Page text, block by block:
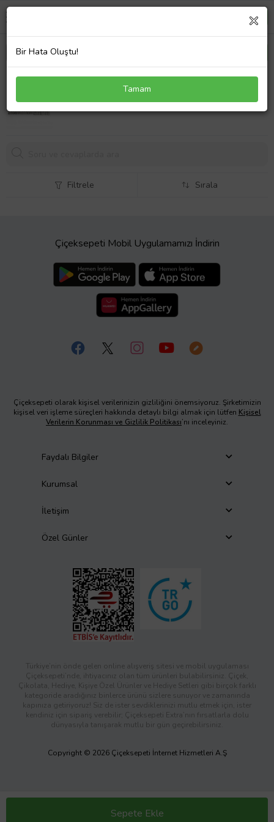
Toshiba Satellite A500-18Q Klavye Gümüş Türkçe
665,59 TL
Sepete Ekle
Filtrele Sırala
Çiçeksepeti Mobil Uygulamamızı İndirin
Çiçeksepeti olarak kişisel verilerinizin gizliliğini önemsiyoruz. Şirketimizin
kişisel veri işleme süreçleri hakkında detaylı bilgi almak için lütfen Kişisel
Verilerin Korunması ve Gizlilik Politikası’nı inceleyiniz.
Faydalı Bilgiler
Kurumsal
İletişim
Özel Günler
Türkiye’nin önde gelen online alışveriş sitesi ve mobil uygulaması
Çiçeksepeti’nde, ihtiyacınız olan tüm ürünleri bulabilirsiniz. Çiçek,
Çikolata, Hediye, Kişiye Özel Ürünler ve Hediye Setleri gibi birçok farklı
kategoride aradığınız binlerce ürünü sizlere sunuyor ve zamanında
kapınıza getiriyoruz! Siz de ister sevdiklerinizi mutlu etmek için, ister
kendiniz için sipariş verebilir; Çiçeksepeti Extra’nın fırsatlarla dolu
dünyasıyla tanışarak mutlu bir gün geçirebilirsiniz.
Copyright © 2026 Çiçeksepeti İnternet Hizmetleri A.Ş
Bir Hata Oluştu!
Tamam